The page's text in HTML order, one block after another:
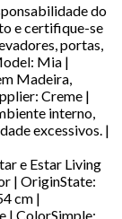
do
e certifique-se
portas,
Mia |
Madeira,
Creme |
interno,
excessivos. |
e Estar Living
| OriginState:
cm |
| ColorSimple: